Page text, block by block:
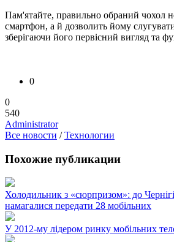
Пам'ятайте, правильно обраний чохол
смартфон, а й дозволить йому
зберігаючи його первісний вигляд та
0
0
540
Administrator
Все новости /Технологии
Похожие публикации
Холодильник з «сюрпризом»: до
намагалися передати 28 мобільних
У 2012-му лідером ринку мобільних